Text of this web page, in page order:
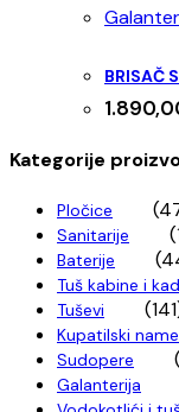
BRISAČ
Kategorije
Pločice
Sanitarije
Baterije
Tuš kabine i
Tuševi
Kupatilski
Sudopere
Galanterija